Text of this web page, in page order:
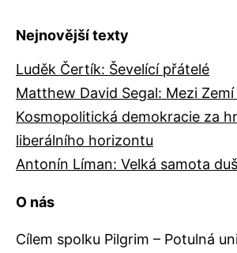
Nejnovější texty
Luděk Čertík: Ševelící přátelé
Matthew David Segal: Mezi
Kosmopolitická demokracie za
liberálního horizontu
Antonín Líman: Velká samota
O nás
Cílem spolku Pilgrim – Potulná